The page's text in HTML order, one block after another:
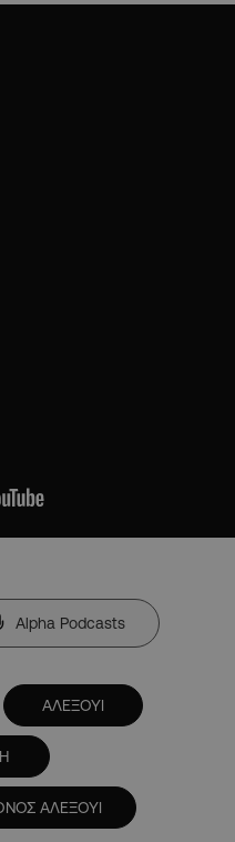
Alpha Podcasts
ΑΛΕΞΟΥΙ
ΑΛΕΞΟΥΙ